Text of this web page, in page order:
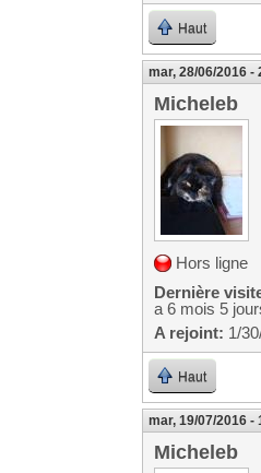
Haut
mar, 28/06/2016 -
Micheleb
Hors ligne
Dernière
a 6 mois 5
A rejoint: 1/
Haut
mar, 19/07/2016 -
Micheleb